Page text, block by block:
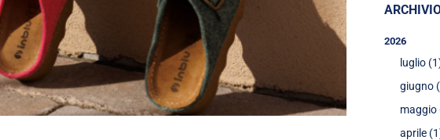
2026
luglio
giugno
maggio
aprile